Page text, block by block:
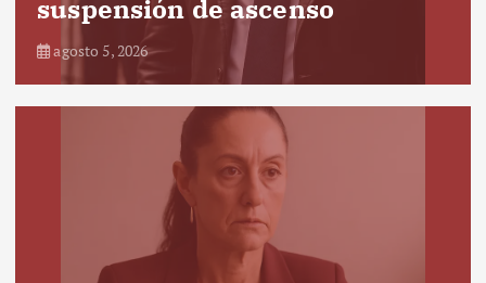
suspensión de ascenso
agosto 5, 2026